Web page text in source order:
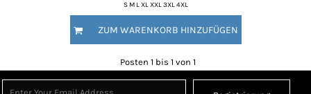
S M L XL XXL 3XL 4XL
ZUM WARENKORB HINZUFÜGEN
Posten 1 bis 1 von 1